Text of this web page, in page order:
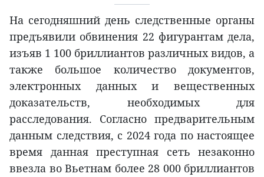
На сегодняшний день следственные органы
предъявили обвинения 22 фигурантам дела,
изъяв 1 100 бриллиантов различных видов, а
также большое количество документов,
электронных данных и вещественных
доказательств, необходимых для
расследования. Согласно предварительным
данным следствия, с 2024 года по настоящее
время данная преступная сеть незаконно
ввезла во Вьетнам более 28 000 бриллиантов